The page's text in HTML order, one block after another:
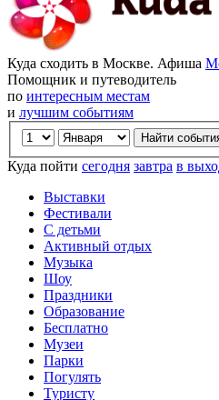
Куда сходить в Москве. Афиша
Помощник и путеводитель
по интересным местам
и лучшим событиям
Куда пойти сегодня завтра в
Выставки
Фестивали
С детьми
Активный отдых
Музыка
Шоу
Праздники
Образование
Бесплатно
Музеи
Парки
Погулять
Туристу